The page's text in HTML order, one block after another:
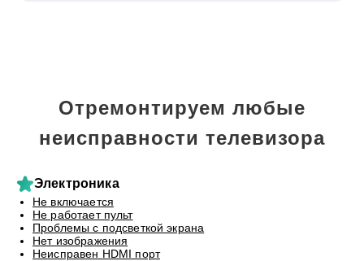
Отремонтируем любые
неисправности телевизора
Электроника
Не включается
Не работает пульт
Проблемы с подсветкой экрана
Нет изображения
Неисправен HDMI порт